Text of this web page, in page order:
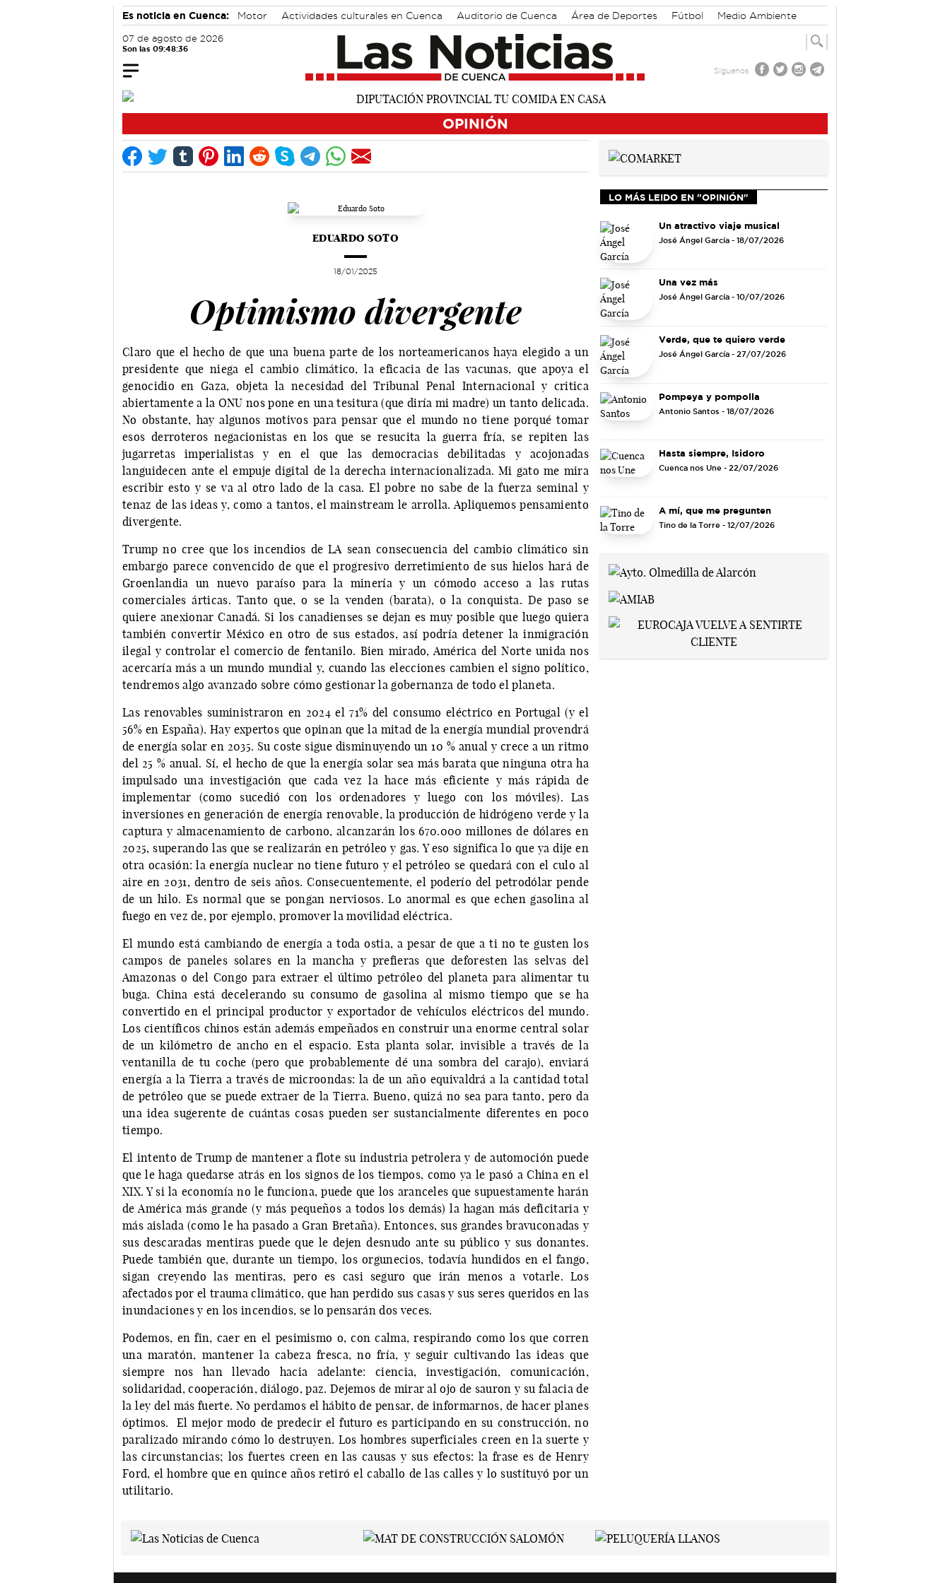
Es noticia en Cuenca: Motor Actividades culturales en Cuenca Auditorio de Cuenca Área de Deportes Fútbol
Medio Ambiente
07 de agosto de 2026
Son las 09:48:36
Síguenos
OPINIÓN
EDUARDO SOTO
18/01/2025
Optimismo divergente
Claro que el hecho de que una buena parte de los norteamericanos haya elegido a un
presidente que niega el cambio climático, la eficacia de las vacunas, que apoya el
genocidio en Gaza, objeta la necesidad del Tribunal Penal Internacional y critica
abiertamente a la ONU nos pone en una tesitura (que diría mi madre) un tanto delicada.
No obstante, hay algunos motivos para pensar que el mundo no tiene porqué tomar
esos derroteros negacionistas en los que se resucita la guerra fría, se repiten las
jugarretas imperialistas y en el que las democracias debilitadas y acojonadas
languidecen ante el empuje digital de la derecha internacionalizada. Mi gato me mira
escribir esto y se va al otro lado de la casa. El pobre no sabe de la fuerza seminal y
tenaz de las ideas y, como a tantos, el mainstream le arrolla. Apliquemos pensamiento
divergente.
Trump no cree que los incendios de LA sean consecuencia del cambio climático sin
embargo parece convencido de que el progresivo derretimiento de sus hielos hará de
Groenlandia un nuevo paraíso para la minería y un cómodo acceso a las rutas
comerciales árticas. Tanto que, o se la venden (barata), o la conquista. De paso se
quiere anexionar Canadá. Si los canadienses se dejan es muy posible que luego quiera
también convertir México en otro de sus estados, así podría detener la inmigración
ilegal y controlar el comercio de fentanilo. Bien mirado, América del Norte unida nos
acercaría más a un mundo mundial y, cuando las elecciones cambien el signo político,
tendremos algo avanzado sobre cómo gestionar la gobernanza de todo el planeta.
Las renovables suministraron en 2024 el 71% del consumo eléctrico en Portugal (y el
56% en España). Hay expertos que opinan que la mitad de la energía mundial provendrá
de energía solar en 2035. Su coste sigue disminuyendo un 10 % anual y crece a un ritmo
del 25 % anual. Sí, el hecho de que la energía solar sea más barata que ninguna otra ha
impulsado una investigación que cada vez la hace más eficiente y más rápida de
implementar (como sucedió con los ordenadores y luego con los móviles). Las
inversiones en generación de energía renovable, la producción de hidrógeno verde y la
captura y almacenamiento de carbono, alcanzarán los 670.000 millones de dólares en
2025, superando las que se realizarán en petróleo y gas. Y eso significa lo que ya dije en
otra ocasión: la energía nuclear no tiene futuro y el petróleo se quedará con el culo al
aire en 2031, dentro de seis años. Consecuentemente, el poderío del petrodólar pende
de un hilo. Es normal que se pongan nerviosos. Lo anormal es que echen gasolina al
fuego en vez de, por ejemplo, promover la movilidad eléctrica.
El mundo está cambiando de energía a toda ostia, a pesar de que a ti no te gusten los
campos de paneles solares en la mancha y prefieras que deforesten las selvas del
Amazonas o del Congo para extraer el último petróleo del planeta para alimentar tu
buga. China está decelerando su consumo de gasolina al mismo tiempo que se ha
convertido en el principal productor y exportador de vehículos eléctricos del mundo.
Los científicos chinos están además empeñados en construir una enorme central solar
de un kilómetro de ancho en el espacio. Esta planta solar, invisible a través de la
ventanilla de tu coche (pero que probablemente dé una sombra del carajo), enviará
energía a la Tierra a través de microondas: la de un año equivaldrá a la cantidad total
de petróleo que se puede extraer de la Tierra. Bueno, quizá no sea para tanto, pero da
una idea sugerente de cuántas cosas pueden ser sustancialmente diferentes en poco
tiempo.
El intento de Trump de mantener a flote su industria petrolera y de automoción puede
que le haga quedarse atrás en los signos de los tiempos, como ya le pasó a China en el
XIX. Y si la economía no le funciona, puede que los aranceles que supuestamente harán
de América más grande (y más pequeños a todos los demás) la hagan más deficitaria y
más aislada (como le ha pasado a Gran Bretaña). Entonces, sus grandes bravuconadas y
sus descaradas mentiras puede que le dejen desnudo ante su público y sus donantes.
Puede también que, durante un tiempo, los orgunecios, todavía hundidos en el fango,
sigan creyendo las mentiras, pero es casi seguro que irán menos a votarle. Los
afectados por el trauma climático, que han perdido sus casas y sus seres queridos en las
inundaciones y en los incendios, se lo pensarán dos veces.
Podemos, en fin, caer en el pesimismo o, con calma, respirando como los que corren
una maratón, mantener la cabeza fresca, no fría, y seguir cultivando las ideas que
siempre nos han llevado hacia adelante: ciencia, investigación, comunicación,
solidaridad, cooperación, diálogo, paz. Dejemos de mirar al ojo de sauron y su falacia de
la ley del más fuerte. No perdamos el hábito de pensar, de informarnos, de hacer planes
óptimos. El mejor modo de predecir el futuro es participando en su construcción, no
paralizado mirando cómo lo destruyen. Los hombres superficiales creen en la suerte y
las circunstancias; los fuertes creen en las causas y sus efectos: la frase es de Henry
Ford, el hombre que en quince años retiró el caballo de las calles y lo sustituyó por un
utilitario.
LO MÁS LEIDO EN "OPINIÓN"
Un atractivo viaje musical
José Ángel García- 18/07/2026
Una vez más
José Ángel García- 10/07/2026
Verde, que te quiero verde
José Ángel García- 27/07/2026
Pompeya y pompolla
Antonio Santos - 18/07/2026
Hasta siempre, Isidoro
Cuenca nos Une- 22/07/2026
A mí, que me pregunten
Tino de la Torre- 12/07/2026